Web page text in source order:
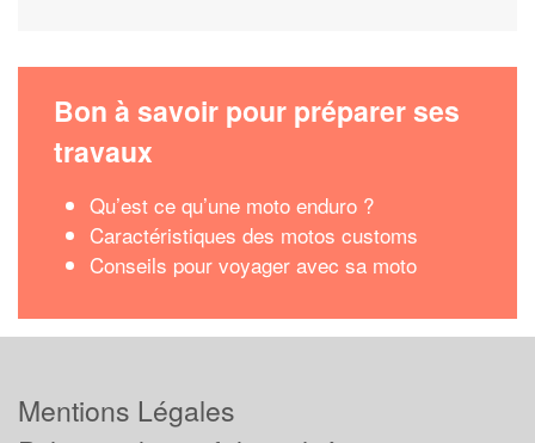
Bon à savoir pour préparer ses
travaux
Qu’est ce qu’une moto enduro ?
Caractéristiques des motos customs
Conseils pour voyager avec sa moto
Mentions Légales